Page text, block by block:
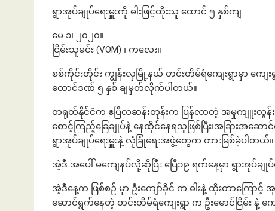
ရွာအုပ်ချုပ်ရေးမှူးကို ဓါးဖြင့်ထိုးသူ ထောင် ၅ နှစ်ကျ
မေ ၁၊ ၂၀၂၀။
ငြိမ်းသူမင်း (VOM) ၊ ကလေး။
စစ်ကိုင်းတိုင်း ကျွန်းလှမြို့နယ် တင်းတိမ်ရံကျေးရွာမှာ ကျေ
ထောင်ဒဏ် ၅ နှစ် ချမှတ်လိုက်ပါတယ်။
တရုတ်နိုင်ငံက ဧပြီလဆန်းတုန်းက ပြန်လာတဲ့ အမှုကျူးလွန်းခဲ့
စောင့်ကြည့်ခြေချုပ်နဲ့ နေထိုင်နေရသူဖြစ်ပြီး၊အခြား
ရွာအုပ်ချုပ်ရေးမှူးနဲ့ လုံခြုံရေးအဖွဲ့တွေက တားမြစ်ခဲ့ပါတယ်။
အဲ့ဒီ အပေါ် မကျေနပ်လို့ဆိုပြီး ဧပြီ၁၉ ရက်နေ့မှာ ရွာအုပ်ချုပ်
အဲ့ဒီနေ့က ဖြစ်စဉ် မှာ ဦးကျော်ခိုင် က ဓါးနဲ့ ထိုးတာကြောင့်
ဆောင်ရွက်နေတဲ့ တင်းတိမ်ရံကျေးရွာ က ဦးမောင်ငြိမ်း နဲ့ က